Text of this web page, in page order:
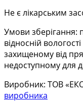
Не є лікарським
Умови зберігання:
відносній
захищеному від
недоступному для
Виробник: ТОВ
виробника